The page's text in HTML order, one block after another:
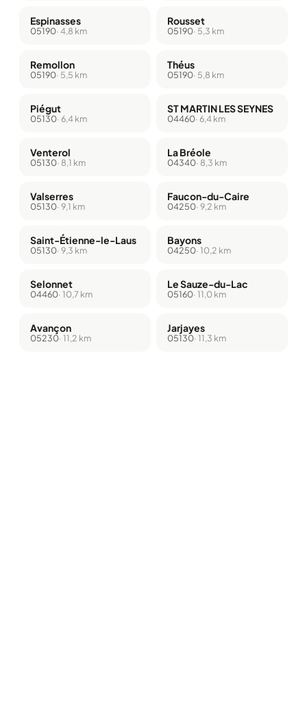
Espinasses
05190· 4,8 km
Rousset
05190· 5,3 km
Remollon
05190· 5,5 km
Théus
05190· 5,8 km
Piégut
05130· 6,4 km
ST MARTIN LES SEYNES
04460· 6,4 km
Venterol
05130· 8,1 km
La Bréole
04340· 8,3 km
Valserres
05130· 9,1 km
Faucon-du-Caire
04250· 9,2 km
Saint-Étienne-le-Laus
05130· 9,3 km
Bayons
04250· 10,2 km
Selonnet
04460· 10,7 km
Le Sauze-du-Lac
05160· 11,0 km
Avançon
05230· 11,2 km
Jarjayes
05130· 11,3 km